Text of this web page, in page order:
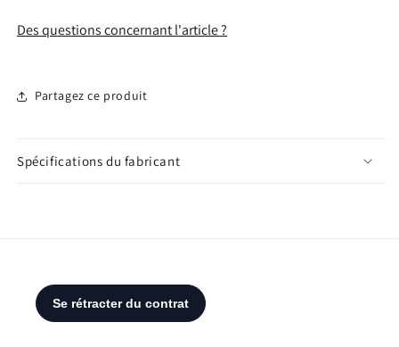
Des questions concernant l'article ?
Partagez ce produit
Spécifications du fabricant